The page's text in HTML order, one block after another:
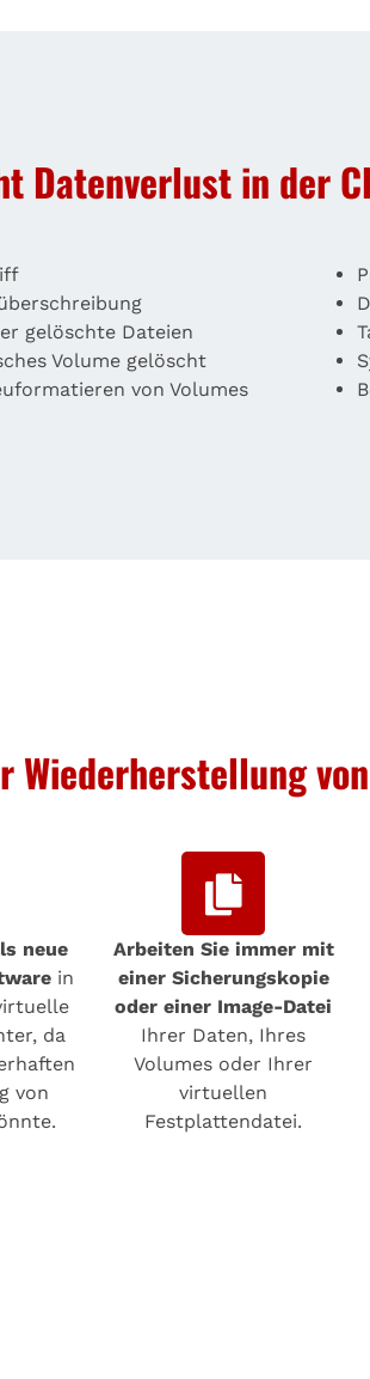
Datenverlust in der
gelöschte Dateien
Volume gelöscht
von Volumes
Wiederherstellung
neue
in
da
von
Arbeiten Sie immer mit
einer Sicherungskopie
oder einer Image-Datei
Ihrer Daten, Ihres
Volumes oder Ihrer
virtuellen
Festplattendatei.